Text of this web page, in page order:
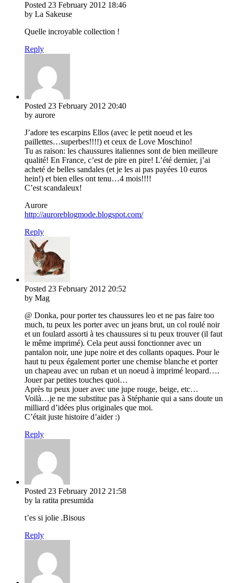
Posted 23 February 2012 18:46
by La Sakeuse
Quelle incroyable collection !
Reply
Posted 23 February 2012 20:40
by aurore
J’adore tes escarpins Ellos (avec le petit noeud et les
paillettes…superbes!!!!) et ceux de Love Moschino!
Tu as raison: les chaussures italiennes sont de bien meilleure
qualité! En France, c’est de pire en pire! L’été dernier, j’ai
acheté de belles sandales (et je les ai pas payées 10 euros
hein!) et bien elles ont tenu…4 mois!!!!
C’est scandaleux!
Aurore
http://auroreblogmode.blogspot.com/
Reply
Posted 23 February 2012 20:52
by Mag
@ Donka, pour porter tes chaussures leo et ne pas faire too
much, tu peux les porter avec un jeans brut, un col roulé noir
et un foulard assorti à tes chaussures si tu peux trouver (il faut
le même imprimé). Cela peut aussi fonctionner avec un
pantalon noir, une jupe noire et des collants opaques. Pour le
haut tu peux également porter une chemise blanche et porter
un chapeau avec un ruban et un noeud à imprimé leopard….
Jouer par petites touches quoi…
Après tu peux jouer avec une jupe rouge, beige, etc…
Voilà…je ne me substitue pas à Stéphanie qui a sans doute un
milliard d’idées plus originales que moi.
C’était juste histoire d’aider :)
Reply
Posted 23 February 2012 21:58
by la ratita presumida
t’es si jolie .Bisous
Reply